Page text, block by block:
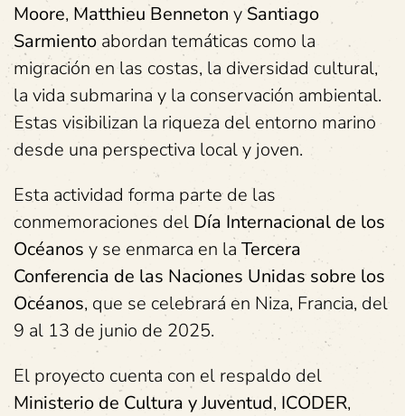
Moore, Matthieu Benneton ySantiago
Sarmiento abordan temáticas como la
migración en las costas, la diversidad cultural,
la vida submarina y la conservación ambiental.
Estas visibilizan la riqueza del entorno marino
desde una perspectiva local y joven.
Esta actividad forma parte de las
conmemoraciones del Día Internacional de los
Océanos y se enmarca en la Tercera
Conferencia de las Naciones Unidas sobre los
Océanos, que se celebrará en Niza, Francia, del
9 al 13 de junio de 2025.
El proyecto cuenta con el respaldo del
Ministerio de Cultura y Juventud, ICODER,